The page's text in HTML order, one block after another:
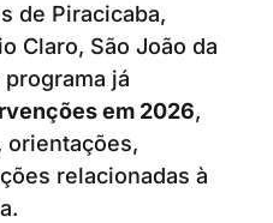
de Piracicaba,
Claro, São João da
já
em 2026,
orientações,
relacionadas à